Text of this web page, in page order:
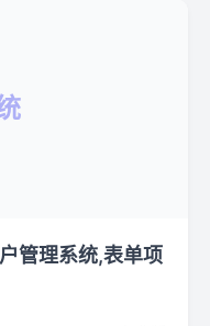
管理系统,表单项